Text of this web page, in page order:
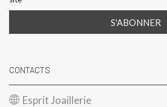
CONTACTS
Esprit Joaillerie